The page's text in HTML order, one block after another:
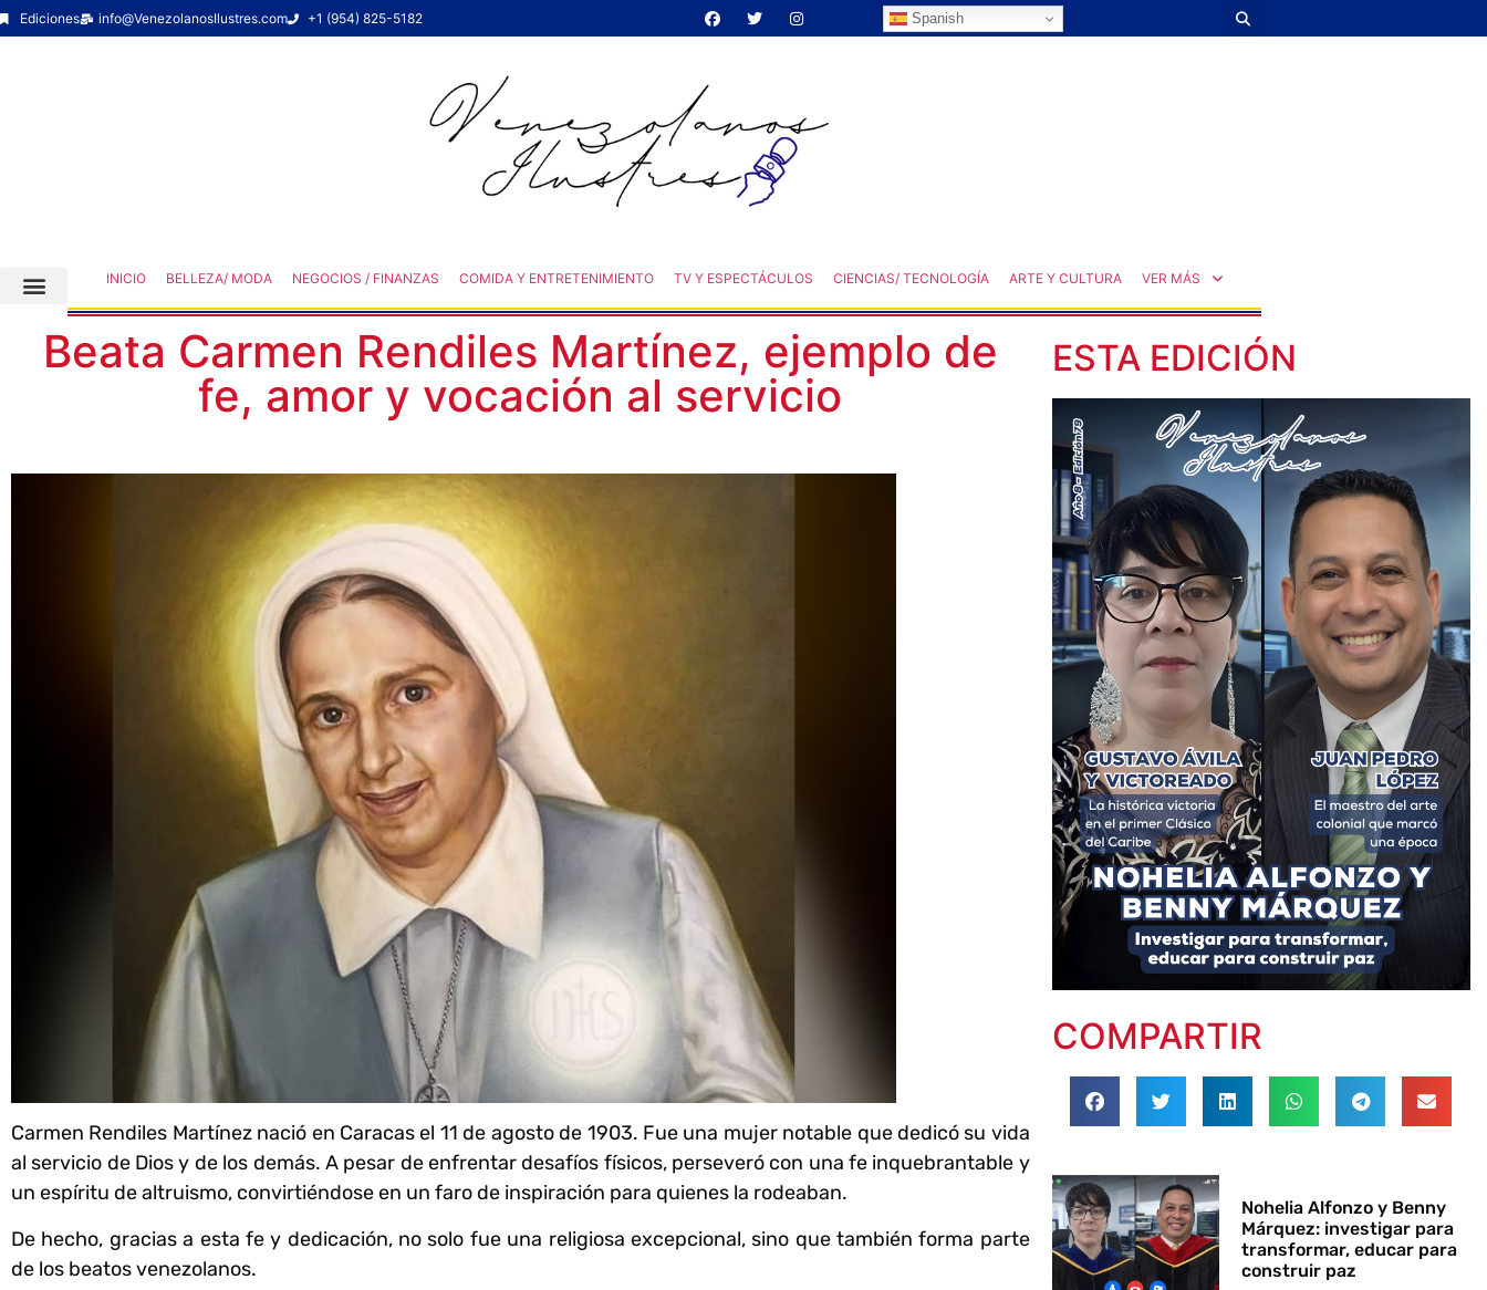
Ediciones info@VenezolanosIlustres.com +1 (954) 825-5182 Spanish
INICIO BELLEZA/ MODA NEGOCIOS / FINANZAS COMIDA Y ENTRETENIMIENTO TV Y ESPECTÁCULOS CIENCIAS/ TECNOLOGÍA ARTE Y CULTURA VER MÁS
Beata Carmen Rendiles Martínez, ejemplo de
fe, amor y vocación al servicio
Carmen Rendiles Martínez nació en Caracas el 11 de agosto de 1903. Fue una mujer notable que dedicó su vida
al servicio de Dios y de los demás. A pesar de enfrentar desafíos físicos, perseveró con una fe inquebrantable y
un espíritu de altruismo, convirtiéndose en un faro de inspiración para quienes la rodeaban.
De hecho, gracias a esta fe y dedicación, no solo fue una religiosa excepcional, sino que también forma parte
de los beatos venezolanos.
ESTA EDICIÓN
COMPARTIR
Nohelia Alfonzo y Benny
Márquez: investigar para
transformar, educar para
construir paz